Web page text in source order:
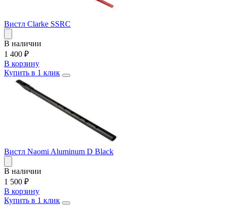
Вистл Clarke SSRC
В наличии
1 400 ₽
В корзину
Купить в 1 клик
Вистл Naomi Aluminum D Black
В наличии
1 500 ₽
В корзину
Купить в 1 клик